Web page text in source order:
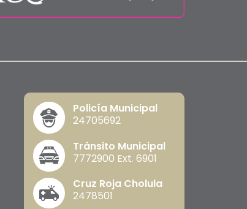
Policía Municipal
24705692
Tránsito Municipal
7772900 Ext. 6901
Cruz Roja Cholula
2478501